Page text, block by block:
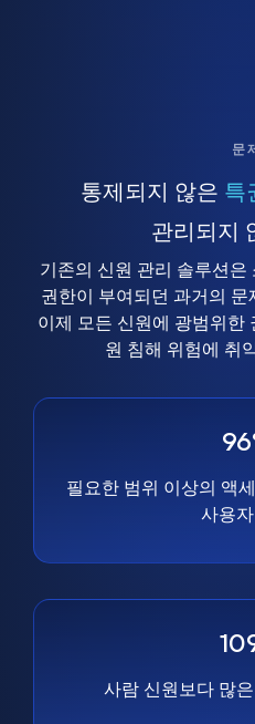
문
통제되지 않은 특
관리되지
기존의 신원 관리 솔루션
권한이 부여되던 과거의 문
이제 모든 신원에 광범위한
원 침해 위험에 취
필요한 범위 이상의 액
사용
사람 신원보다 많